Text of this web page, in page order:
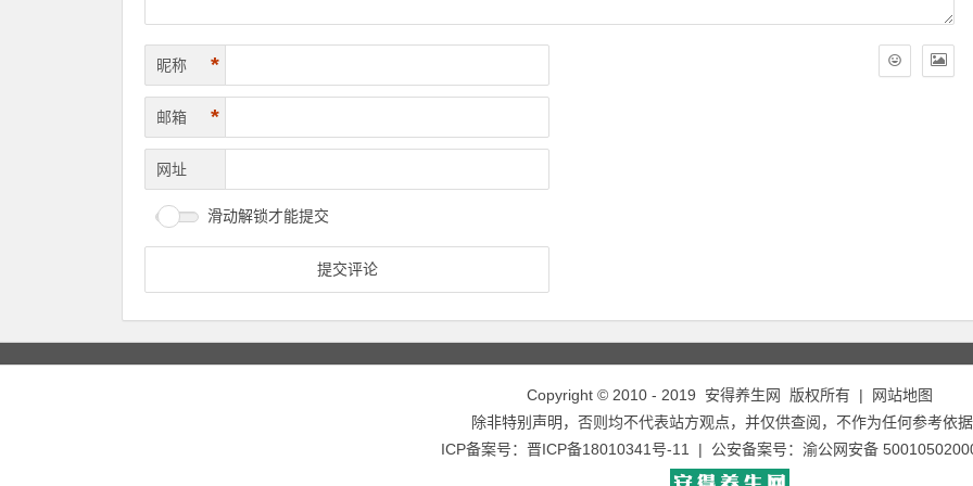
昵称 *
邮箱 *
网址
滑动解锁才能提交
Copyright © 2010 - 2019 安得养生网 版权所有 |
网站地图
除非特别声明，否则均不代表站方观点，并仅供查阅，不作为任何参考依据
ICP备案号： 晋ICP备18010341号-11 | 公安备案号： 渝公网安备